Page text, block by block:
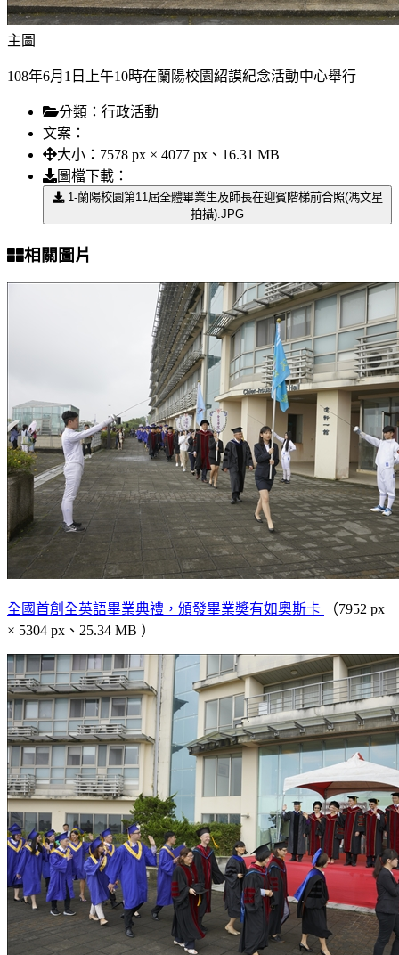
主圖
108年6月1日上午10時在蘭陽校園紹謨紀念活動中心舉行
分類： 行政活動
文案：
大小： 7578 px × 4077 px、16.31 MB
圖檔下載：
1-蘭陽校園第11屆全體畢業生及師長在迎賓階梯前合照(馮文星
拍攝).JPG
相關圖片
全國首創全英語畢業典禮，頒發畢業奬有如奧斯卡
（7952 px
× 5304 px、25.34 MB ）